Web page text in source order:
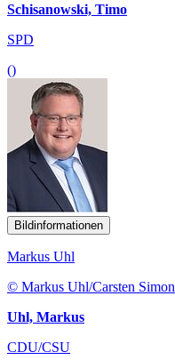
Schisanowski, Timo
SPD
()
Bildinformationen
Markus Uhl
© Markus Uhl/Carsten Simon
Uhl, Markus
CDU/CSU